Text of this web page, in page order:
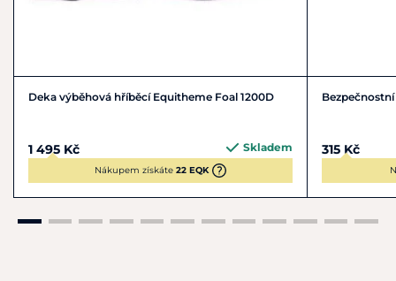
Deka výběhová hříběcí Equitheme Foal 1200D
1 495 Kč Skladem
Nákupem získáte 22 EQK
315 Kč